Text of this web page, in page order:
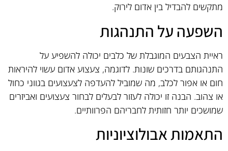
מתקשים להבדיל בין אדום לירוק.
השפעה על התנהגות
ראיית הצבעים המוגבלת של כלבים יכולה להשפיע על
התנהגותם בדרכים שונות. לדוגמה, צעצוע אדום עשוי להיראות
חום או אפור לכלב, מה שמוביל להעדפה לצעצועים בגווני כחול
או צהוב. הבנה זו יכולה לעזור לבעלים לבחור צעצועים ואביזרים
שמושכים יותר חזותית לחבריהם הפרוותיים.
התאמות אבולוציוניות